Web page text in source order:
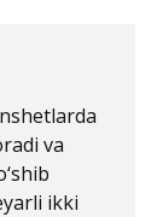
va
ikki